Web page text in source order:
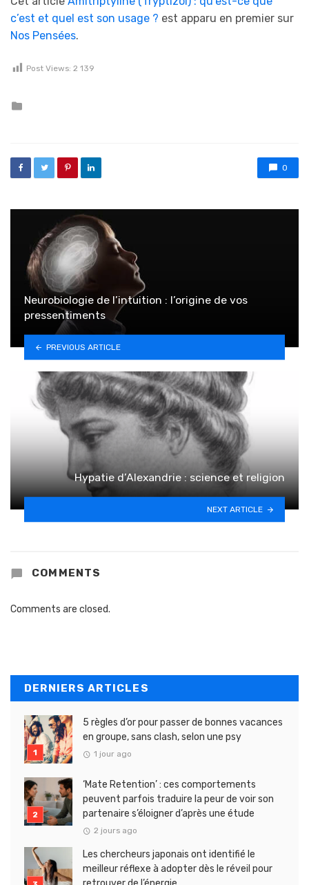
c’est et quel est son usage ? est apparu en premier sur
Nos Pensées.
Post Views: 2 139
0
Neurobiologie de l’intuition : l’origine de vos
pressentiments
PREVIOUS ARTICLE
Hypatie d’Alexandrie : science et religion
NEXT ARTICLE
COMMENTS
Comments are closed.
DERNIERS ARTICLES
5 règles d’or pour passer de bonnes vacances
en groupe, sans clash, selon une psy
1 jour ago
‘Mate Retention’ : ces comportements
peuvent parfois traduire la peur de voir son
partenaire s’éloigner d’après une étude
2 jours ago
Les chercheurs japonais ont identifié le
meilleur réflexe à adopter dès le réveil pour